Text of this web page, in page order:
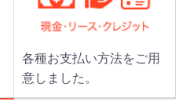
各種お支払い方法をご用
意しました。